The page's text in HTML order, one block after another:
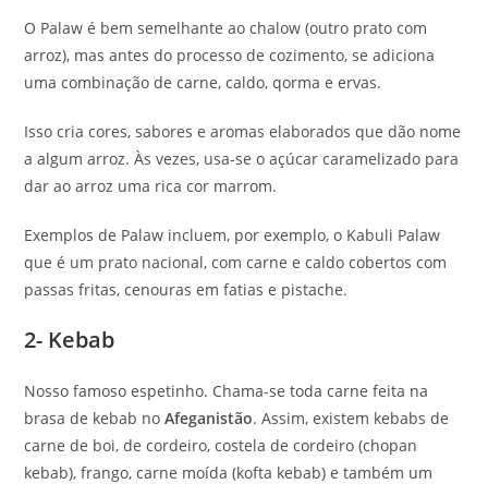
O Palaw é bem semelhante ao chalow (outro prato com
arroz), mas antes do processo de cozimento, se adiciona
uma combinação de carne, caldo, qorma e ervas.
Isso cria cores, sabores e aromas elaborados que dão nome
a algum arroz. Às vezes, usa-se o açúcar caramelizado para
dar ao arroz uma rica cor marrom.
Exemplos de Palaw incluem, por exemplo, o Kabuli Palaw
que é um prato nacional, com carne e caldo cobertos com
passas fritas, cenouras em fatias e pistache.
2- Kebab
Nosso famoso espetinho. Chama-se toda carne feita na
brasa de kebab noAfeganistão. Assim, existem kebabs de
carne de boi, de cordeiro, costela de cordeiro (chopan
kebab), frango, carne moída (kofta kebab) e também um